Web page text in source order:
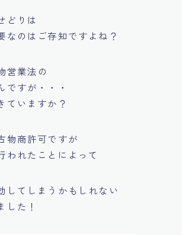
どりは
なのはご存知ですよね？
営業法の
ですが・・・
ていますか？
物商許可ですが
われたことによって
してしまうかもしれない
した！